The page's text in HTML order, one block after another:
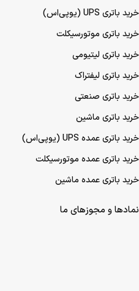
خرید باتری UPS (یو‌پی‌اس)
خرید باتری موتورسیکلت
خرید باتری لیتیومی
خرید باتری لیفتراک
خرید باتری صنعتی
خرید باتری ماشین
خرید باتری عمده UPS (یو‌پی‌اس)
خرید باتری عمده موتورسیکلت
خرید باتری عمده ماشین
نمادها و مجوزهای ما